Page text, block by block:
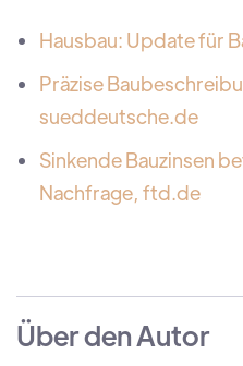
Hausbau: Update für
Präzise
sueddeutsche.de
Sinkende Bauzinsen
Nachfrage, ftd.de
Über den Autor